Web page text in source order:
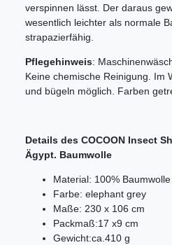
verspinnen lässt. Der daraus
wesentlich leichter als normale
strapazierfähig.
Pflegehinweis:
Keine chemische Reinigung. Im
und bügeln möglich. Farben
Details des COCOON Insect
Ägypt. Baumwolle
Material: 100% Baumwolle
Farbe: elephant grey
Maße: 230 x 106 cm
Packmaß:17 x9 cm
Gewicht:ca.410 g